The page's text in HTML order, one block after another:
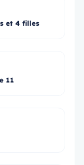
et 4 filles
11